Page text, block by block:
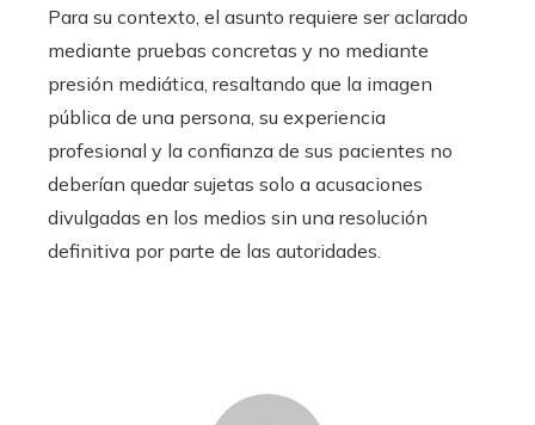
Para su contexto, el asunto requiere ser aclarado
mediante pruebas concretas y no mediante
presión mediática, resaltando que la imagen
pública de una persona, su experiencia
profesional y la confianza de sus pacientes no
deberían quedar sujetas solo a acusaciones
divulgadas en los medios sin una resolución
definitiva por parte de las autoridades.